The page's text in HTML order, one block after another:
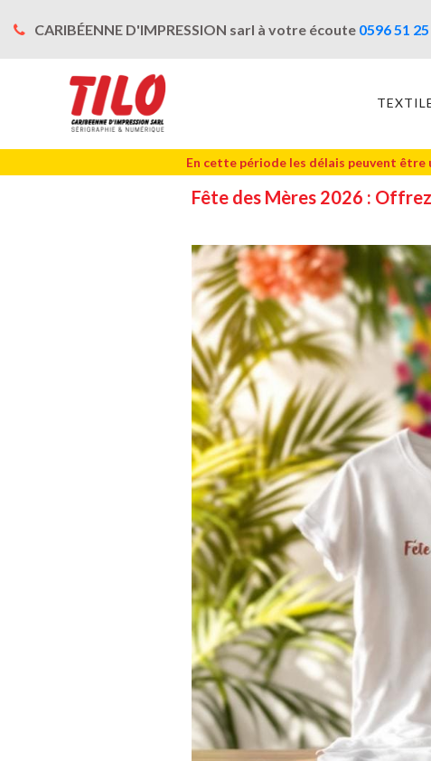
CARIBÉENNE D'IMPRESSION sarl à votre écoute 0596 51
En cette période les délais peuvent être
Fête des Mères 2026 :